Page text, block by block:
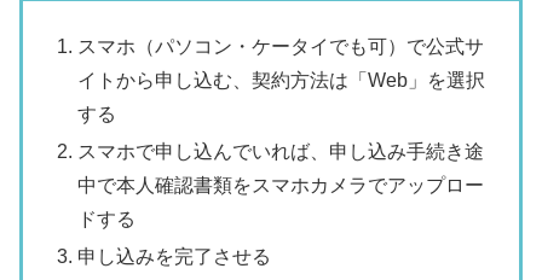
スマホ（パソコン・ケータイでも可）で公式サ
イトから申し込む、契約方法は「Web」を選択
する
スマホで申し込んでいれば、申し込み手続き途
中で本人確認書類をスマホカメラでアップロー
ドする
申し込みを完了させる